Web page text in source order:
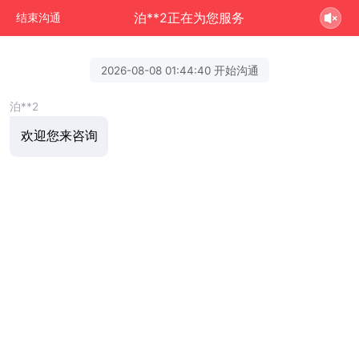
结束沟通 泊**2正在为您服务
2026-08-08 01:44:40 开始沟通
泊**2
欢迎您来咨询